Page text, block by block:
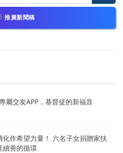
推廣新聞稿
屬交友APP，基督徒的新福音
化作希望力量！ 六名子女捐贈家扶
續善的循環